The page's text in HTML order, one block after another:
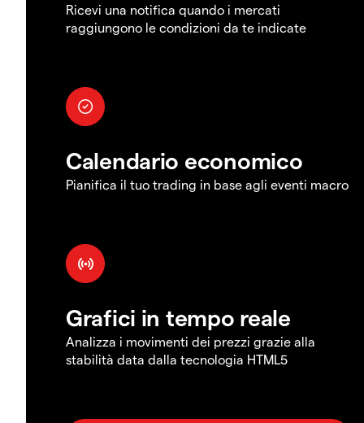
Ricevi una notifica quando i mercati
raggiungono le condizioni da te indicate
Calendario economico
Pianifica il tuo trading in base agli eventi macro
Grafici in tempo reale
Analizza i movimenti dei prezzi grazie alla
stabilità data dalla tecnologia HTML5